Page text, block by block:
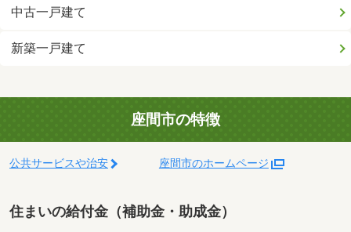
中古一戸建て
新築一戸建て
座間市の特徴
公共サービスや治安 座間市のホームページ
住まいの給付金（補助金・助成金）